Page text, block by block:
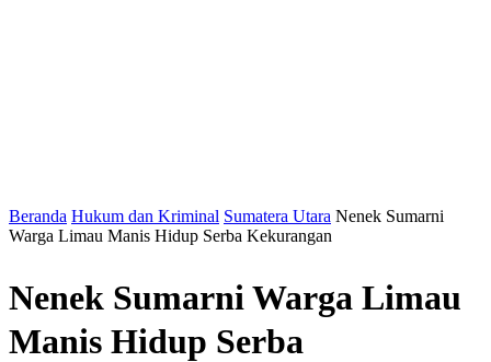
Beranda Hukum dan Kriminal Sumatera Utara Nenek Sumarni
Warga Limau Manis Hidup Serba Kekurangan
Nenek Sumarni Warga Limau
Manis Hidup Serba